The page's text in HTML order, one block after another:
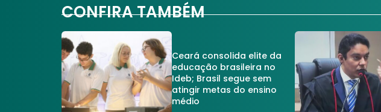
CONFIRA TAMBÉM
Ceará consolida elite da
educação brasileira no
Ideb; Brasil segue sem
atingir metas do ensino
médio